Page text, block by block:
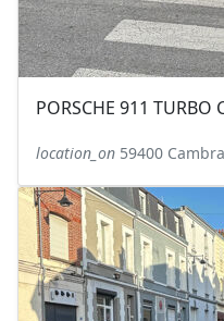
location_on 59400